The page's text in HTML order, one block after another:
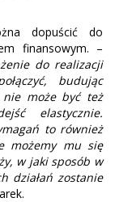
dopuścić do
finansowym. –
do realizacji
budując
nie może być też
elastycznie.
to również
możemy mu się
w jaki sposób w
działań zostanie